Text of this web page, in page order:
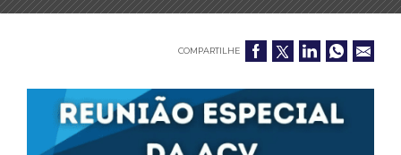
COMPARTILHE